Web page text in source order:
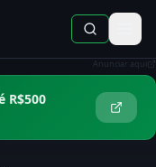
Anunciar aqui
R$500